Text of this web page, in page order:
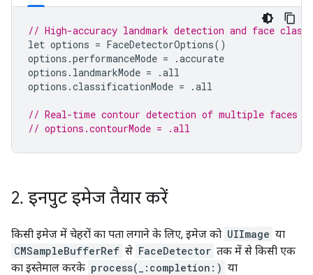
// High-accuracy landmark detection and face
let options = FaceDetectorOptions()
options .performanceMode = .accurate
options . landmarkMode = .all
options .classificationMode = .all
// Real-time contour detection of multiple faces
// options.contourMode = .all
2. इनपुट इमेज तैयार करें
किसी इमेज में चेहरों का पता लगाने के लिए, इमेज को UIImage या
CMSampleBufferRef से FaceDetector तक में से किसी एक
का इस्तेमाल करके process(_:completion:) या